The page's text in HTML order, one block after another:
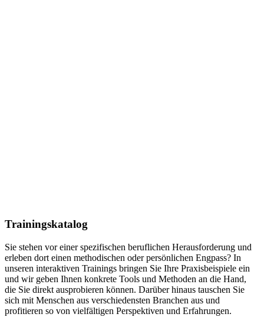
Trainingskatalog
Sie stehen vor einer spezifischen beruflichen Herausforderung und
erleben dort einen methodischen oder persönlichen Engpass? In
unseren interaktiven Trainings bringen Sie Ihre Praxisbeispiele ein
und wir geben Ihnen konkrete Tools und Methoden an die Hand,
die Sie direkt ausprobieren können. Darüber hinaus tauschen Sie
sich mit Menschen aus verschiedensten Branchen aus und
profitieren so von vielfältigen Perspektiven und Erfahrungen.